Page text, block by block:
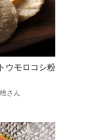
ウモロコシ粉
さん